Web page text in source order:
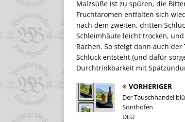
Malzsüße ist zu spüren, die
Fruchtaromen entfalten sich
nach dem zweiten, dritten
Schleimhäute leicht trocken,
Rachen. So steigt dann auch
Schluck entsteht (und dafür
Durchtrinkbarkeit mit
VORHERIGER
Der Tauschhandel
Sonthofen
DEU